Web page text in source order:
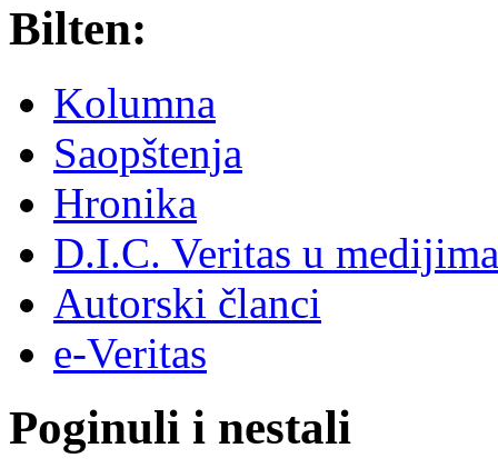
Bilten:
Kolumna
Saopštenja
Hronika
D.I.C. Veritas u medijima
Autorski članci
e-Veritas
Poginuli i nestali